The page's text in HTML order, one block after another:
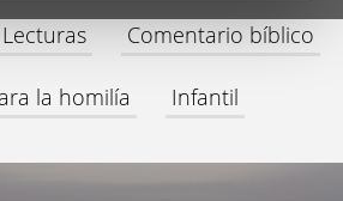
Lecturas Comentario bíblico
la homilía Infantil